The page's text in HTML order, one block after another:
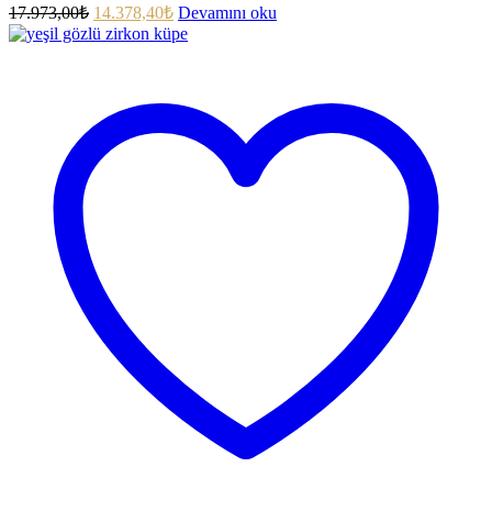
17.973,00₺ 14.378,40₺ Devamını oku